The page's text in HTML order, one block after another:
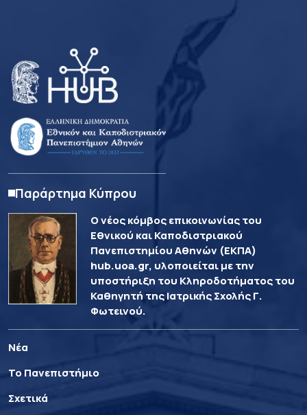
Παράρτημα Κύπρου
Ο νέος κόμβος επικοινωνίας του
Εθνικού και Καποδιστριακού
Πανεπιστημίου Αθηνών (ΕΚΠΑ)
hub.uoa.gr, υλοποιείται με την
υποστήριξη του Κληροδοτήματος του
Καθηγητή της Ιατρικής Σχολής Γ.
Φωτεινού.
Νέα
Το Πανεπιστήμιο
Σχετικά